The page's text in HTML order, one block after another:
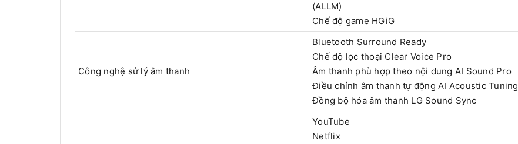
(ALLM)
Chế độ game HGiG
Công nghệ sử lý âm thanh
Bluetooth Surround Ready
Chế độ lọc thoại Clear Voice Pro
Âm thanh phù hợp theo nội dung AI Sound Pro
Điều chỉnh âm thanh tự động AI Acoustic Tuning
Đồng bộ hóa âm thanh LG Sound Sync
YouTube
Netflix